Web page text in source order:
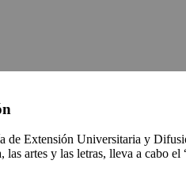
Extensión Universitaria y
artes y las letras, lleva a cabo